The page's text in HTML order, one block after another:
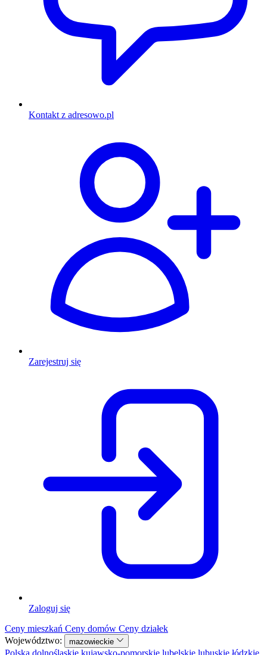
Kontakt z adresowo.pl
Zarejestruj się
Zaloguj się
Ceny mieszkań Ceny domów Ceny działek
Województwo:
mazowieckie
Polska dolnośląskie kujawsko-pomorskie lubelskie lubuskie łódzkie